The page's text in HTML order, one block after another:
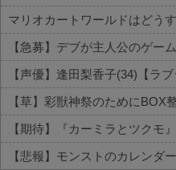
マリオカートワールドはどう
【急募】デブが主人公のゲー
【声優】逢田梨香子(34)【ラ
【悲報】モンストのカレンダ